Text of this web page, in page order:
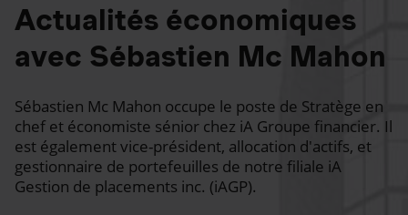
Actualités économiques
avec Sébastien Mc Mahon
Sébastien Mc Mahon occupe le poste de Stratège en
chef et économiste sénior chez iA Groupe financier. Il
est également vice-président, allocation d'actifs, et
gestionnaire de portefeuilles de notre filiale iA
Gestion de placements inc. (iAGP).